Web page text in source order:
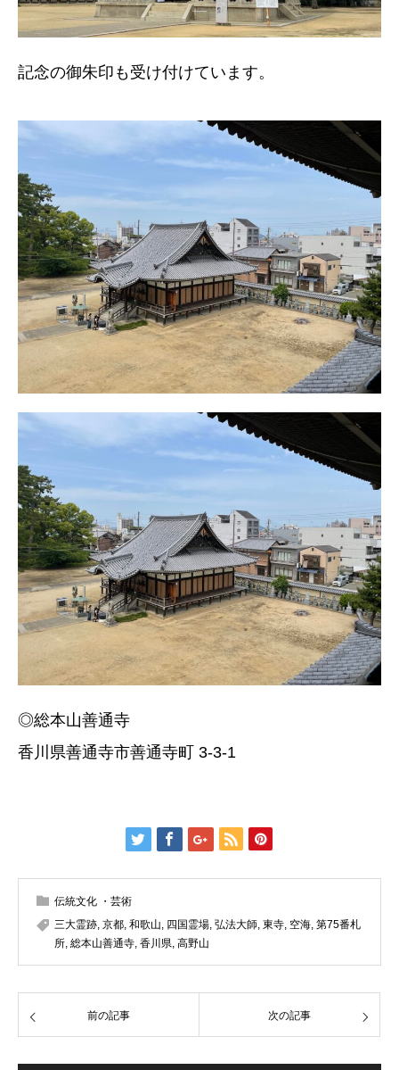
記念の御朱印も受け付けています。
◎総本山善通寺
香川県善通寺市善通寺町 3-3-1
伝統文化 ・芸術
三大霊跡 京都 和歌山 四国霊場 弘法大師 東寺 空海 第75番札
所 総本山善通寺 香川県 高野山
前の記事 次の記事